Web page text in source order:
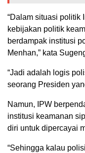
“Dalam situasi politik
kebijakan politik
berdampak institusi
Menhan,” kata
“Jadi adalah logis
seorang Presiden
Namun, IPW
institusi keamanan
diri untuk dipercayai
“Sehingga kalau